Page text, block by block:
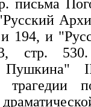
письма
194, и
стр.
Пушкина"